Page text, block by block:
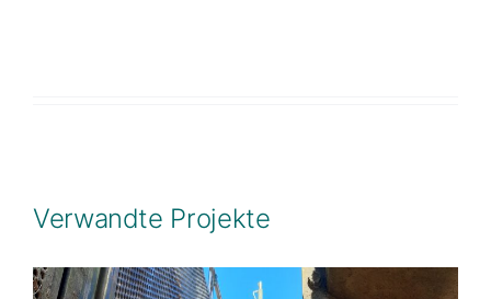
Verwandte Projekte